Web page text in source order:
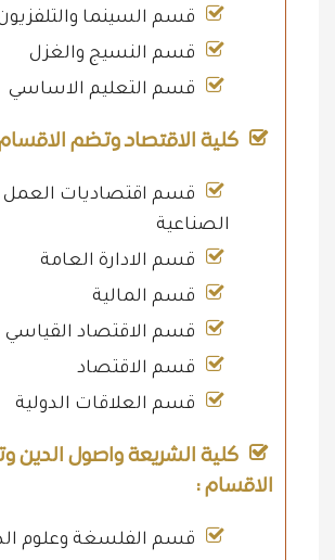
قسم السينما
قسم النسيج والغزل
قسم التعليم الاساسي
كلية الاقتصاد وتضم
قسم اقتصاديات العمل
الصناعية
قسم الادارة العامة
قسم المالية
قسم الاقتصاد القياسي
قسم الاقتصاد
قسم العلاقات الدولية
كلية الشريعة واصول الدين
الاقسام :
قسم الفلسغة وعلوم